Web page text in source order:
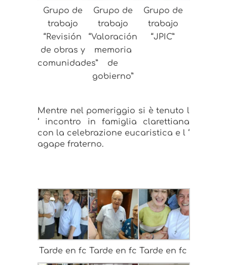
Grupo de
trabajo
“Revisión
de obras y
comunidades”
Grupo de
trabajo
“Valoración
memoria
de
gobierno”
Grupo de
trabajo
“JPIC”
Mentre nel pomeriggio si è tenuto l
‘ incontro in famiglia clarettiana
con la celebrazione eucaristica e l ‘
agape fraterno.
Tarde en fc Tarde en fc Tarde en fc